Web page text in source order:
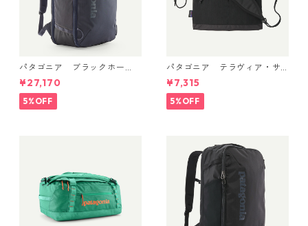
パタゴニア ブラックホー
ル・ミニ・MLC 30L (カラー
Smolder Blue w/Forge Gre
y) Patagonia Black Hole® Mi
ni MLC® 30L 日本正規品 製
¥27,170
5%OFF
パタゴニア テラヴィア・サ
コッシュ 3L (カラー Black)
Patagonia Terravia Sacoche
Bag 3L 日本正規品 製品番号
48835
¥7,315
5%OFF